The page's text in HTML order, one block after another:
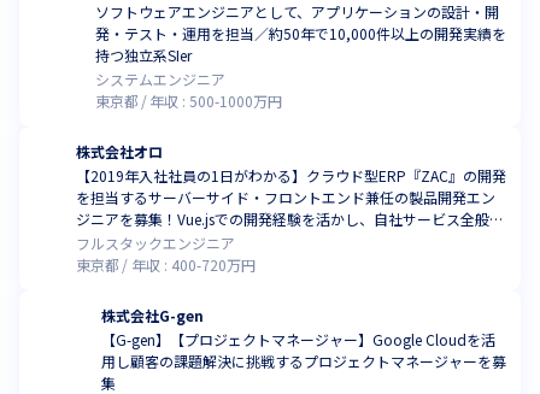
ソフトウェアエンジニアとして、アプリケーションの設計・開
発・テスト・運用を担当／約50年で10,000件以上の開発実績を
持つ独立系SIer
システムエンジニア
東京都
年収 :500-1000万円
株式会社オロ
【2019年入社社員の1日がわかる】クラウド型ERP『ZAC』の開発
を担当するサーバーサイド・フロントエンド兼任の製品開発エン
ジニアを募集！Vue.jsでの開発経験を活かし、自社サービス全般に
関わるチャンス
フルスタックエンジニア
東京都
年収 : 400-720万円
株式会社G-gen
【G-gen】【プロジェクトマネージャー】Google Cloudを活
用し顧客の課題解決に挑戦するプロジェクトマネージャーを募
集